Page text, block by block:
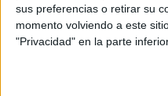
sus preferencias o retirar su
momento volviendo a este
"Privacidad" en la parte
representación a cambio
de sumisión. Y mientras
reales —los despidos, las